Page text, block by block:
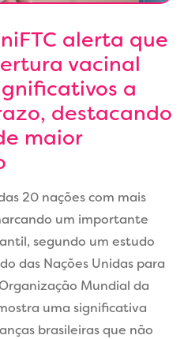
alerta que
vacinal
a
destacando
maior
20 nações com mais
um importante
segundo um estudo
das Nações Unidas para
Mundial da
uma significativa
brasileiras que não